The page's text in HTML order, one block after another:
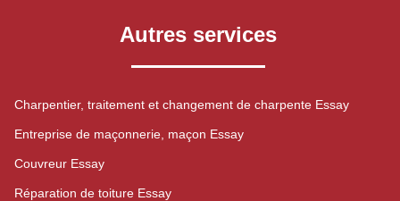
Autres services
Charpentier, traitement et changement de charpente Essay
Entreprise de maçonnerie, maçon Essay
Couvreur Essay
Réparation de toiture Essay